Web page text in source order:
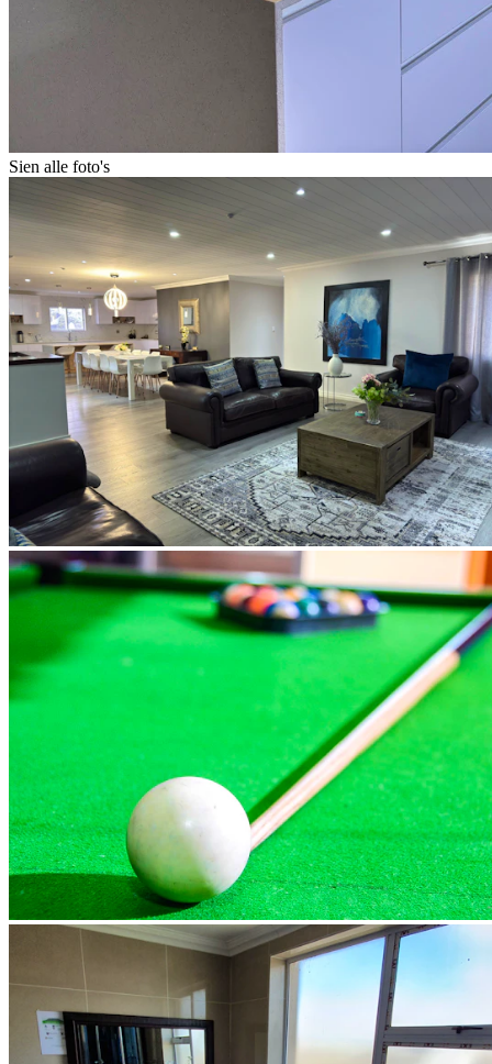
Sien alle foto's